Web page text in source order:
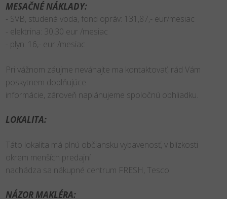
MESAČNÉ NÁKLADY:
- SVB, studená voda, fond opráv: 131,87,- eur/mesiac
- elektrina: 30,30 eur /mesiac
- plyn: 16,- eur /mesiac
Pri vážnom záujme neváhajte ma kontaktovať, rád Vám
poskytnem doplňujúce
informácie, zároveň naplánujeme spoločnú obhliadku.
LOKALITA:
Táto lokalita má plnú občiansku vybavenosť, v blízkosti
okrem menších predajní
nachádza sa nákupné centrum FRESH, Tesco.
NÁZOR MAKLÉRA: